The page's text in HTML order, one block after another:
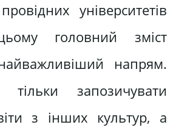
університетів
головний зміст
напрям.
запозичувати
з інших культур, а